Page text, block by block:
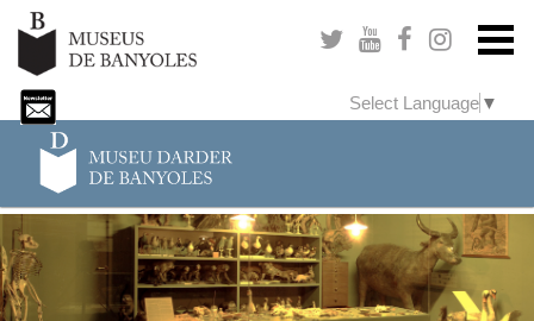
Select Language ▼